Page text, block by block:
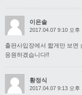
이은솔
2017.04.07 9:10 오후
출판사입장에서 짧게만 보면
응원하겠습니다!!
황정식
2017.04.07 9:13 오후